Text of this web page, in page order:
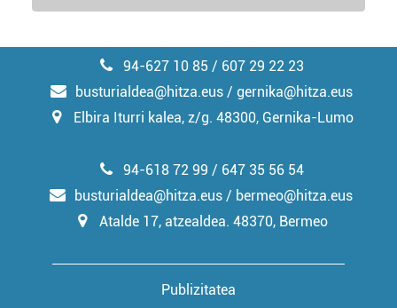
94-627 10 85 / 607 29 22 23
busturialdea@hitza.eus / gernika@hitza.eus
Elbira Iturri kalea, z/g. 48300, Gernika-Lumo
Publizitatea
94-618 72 99 / 647 35 56 54
busturialdea@hitza.eus / bermeo@hitza.eus
Atalde 17, atzealdea. 48370, Bermeo